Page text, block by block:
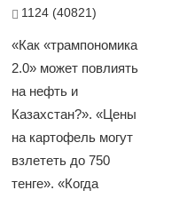
1124 (40821)
«Как «трампономика
2.0» может повлиять
на нефть и
Казахстан?». «Цены
на картофель могут
взлететь до 750
тенге». «Когда